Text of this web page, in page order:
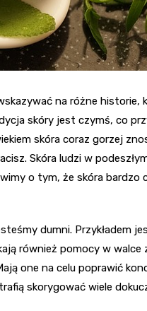
na różne historie,
skóry jest czymś, co
skóra coraz gorzej
Skóra ludzi w
o tym, że skóra
dumni. Przykładem
również pomocy w
one na celu poprawić
skorygować wiele